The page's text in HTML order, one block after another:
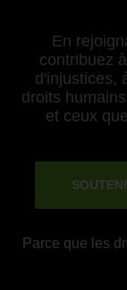
En
contribuez
d'injustices,
droits
et ceux
Parce que les